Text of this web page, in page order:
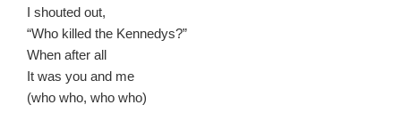
I shouted out,
“Who killed the Kennedys?”
When after all
It was you and me
(who who, who who)